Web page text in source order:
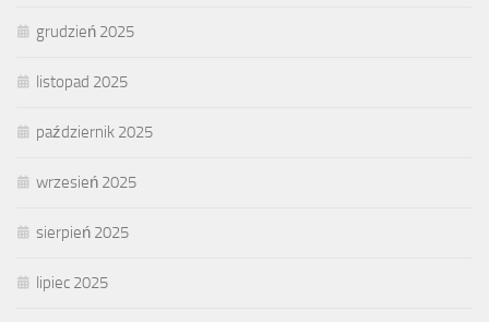
grudzień 2025
listopad 2025
październik 2025
wrzesień 2025
sierpień 2025
lipiec 2025